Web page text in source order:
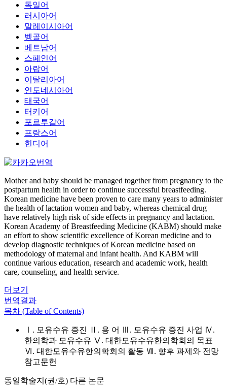
독일어
러시아어
말레이시아어
벵골어
베트남어
스페인어
아랍어
이탈리아어
인도네시아어
태국어
터키어
포르투갈어
프랑스어
힌디어
Mother and baby should be managed together from pregnancy to the
postpartum health in order to continue successful breastfeeding.
Korean medicine have been proven to care many years to administer
the health of lactation women and baby, whereas chemical drug
have relatively high risk of side effects in pregnancy and lactation.
Korean Academy of Breastfeeding Medicine (KABM) should make
an effort to show scientific excellence of Korean medicine and to
develop diagnostic techniques of Korean medicine based on
methodology of maternal and infant health. And KABM will
continue various education, research and academic work, health
care, counseling, and health service.
더보기
번역결과
목차 (Table of Contents)
Ⅰ. 모유수유 증진 Ⅱ. 용 어 Ⅲ. 모유수유 증진 사업 Ⅳ.
한의학과 모유수유 Ⅴ. 대한모유수유한의학회의 목표
Ⅵ. 대한모유수유한의학회의 활동 Ⅶ. 향후 과제와 전망
참고문헌
동일학술지(권/호) 다른 논문